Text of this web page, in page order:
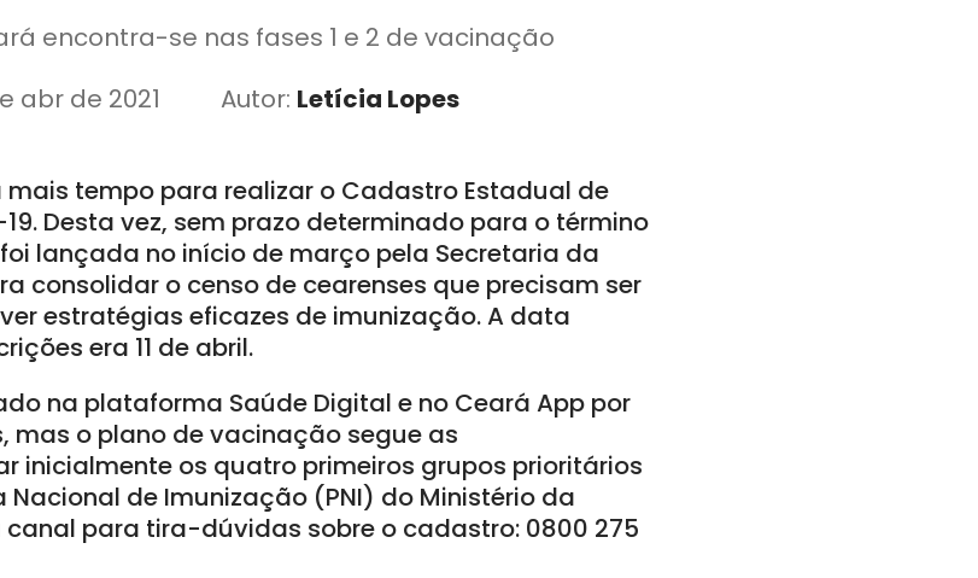
encontra-se nas fases 1 e 2 de vacinação
abr de 2021
Autor: Letícia Lopes
tempo para realizar o Cadastro Estadual de
Desta vez, sem prazo determinado para o término
lançada no início de março pela Secretaria da
consolidar o censo de cearenses que precisam ser
estratégias eficazes de imunização. A data
era 11 de abril.
na plataforma Saúde Digital e no Ceará App por
mas o plano de vacinação segue as
inicialmente os quatro primeiros grupos prioritários
de Imunização (PNI) do Ministério da
canal para tira-dúvidas sobre o cadastro: 0800 275